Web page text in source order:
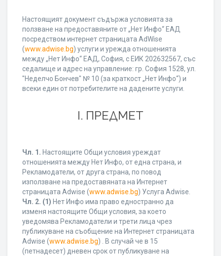
Настоящият документ съдържа условията за
ползване на предоставяните от „Нет Инфо“ ЕАД
посредством интернет страницата AdWise
(www.adwise.bg) услуги и урежда отношенията
между „Нет Инфо“ ЕАД, София, с ЕИК 202632567, със
седалище и адрес на управление: гр. София 1528, ул.
"Неделчо Бончев" № 10 (за краткост „Нет Инфо“) и
всеки един от потребителите на дадените услуги.
І. ПРЕДМЕТ
Чл. 1. Настоящите Общи условия уреждат
отношенията между Нет Инфо, от една страна, и
Рекламодатели, от друга страна, по повод
използване на предоставяната на Интернет
страницата Adwise (www.adwise.bg) Услуга Adwise.
Чл. 2. (1) Нет Инфо има право едностранно да
изменя настоящите Общи условия, за което
уведомява Рекламодатели и трети лица чрез
публикуване на съобщение на Интернет страницата
Adwise (www.adwise.bg) . В случай че в 15
(петнадесет) дневен срок от публикуване на